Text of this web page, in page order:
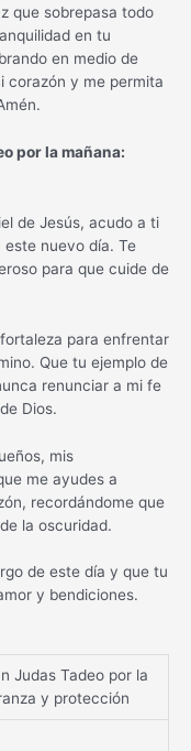
que sobrepasa todo
en tu
en medio de
corazón y me permita
por la mañana:
de Jesús, acudo a ti
nuevo día. Te
para que cuide de
para enfrentar
Que tu ejemplo de
renunciar a mi fe
Dios.
mis
me ayudes a
recordándome que
la oscuridad.
de este día y que tu
y bendiciones.
Judas Tadeo por la
y protección